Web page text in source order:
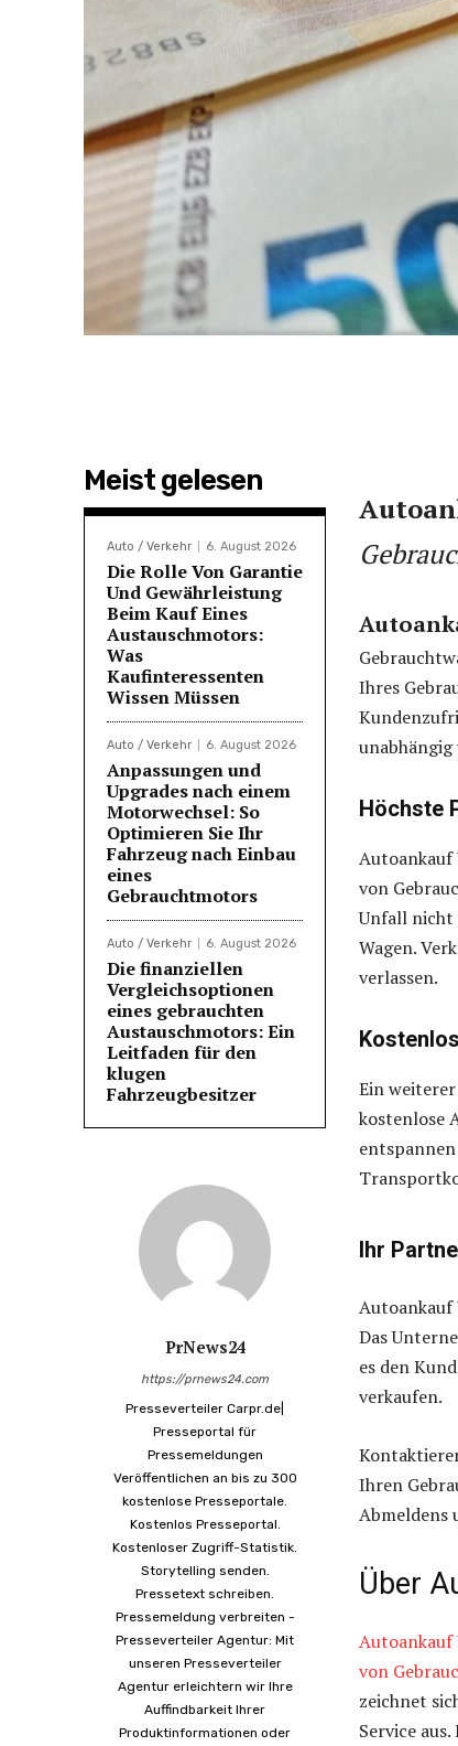
Meist gelesen
Auto / Verkehr 6. August 2026
Die Rolle Von Garantie
Und Gewährleistung
Beim Kauf Eines
Austauschmotors:
Was
Kaufinteressenten
Wissen Müssen
Auto / Verkehr 6. August 2026
Anpassungen und
Upgrades nach einem
Motorwechsel: So
Optimieren Sie Ihr
Fahrzeug nach Einbau
eines
Gebrauchtmotors
Auto / Verkehr 6. August 2026
Die finanziellen
Vergleichsoptionen
eines gebrauchten
Austauschmotors: Ein
Leitfaden für den
klugen
Fahrzeugbesitzer
PrNews24
https://prnews24.com
Presseverteiler Carpr.de|
Presseportal für
Pressemeldungen
Veröffentlichen an bis zu 300
kostenlose Presseportale.
Kostenlos Presseportal.
Kostenloser Zugriff-Statistik.
Storytelling senden.
Pressetext schreiben.
Pressemeldung verbreiten -
Presseverteiler Agentur: Mit
unseren Presseverteiler
Agentur erleichtern wir Ihre
Auffindbarkeit Ihrer
Produktinformationen oder
Ihres
Höchste
von
Unfall nicht
Wagen.
verlassen.
Ein
kostenlose
Ihr
Autoankauf
Das
es den
verkaufen.
Ihren
Abmeldens
Über
von
zeichnet
Service